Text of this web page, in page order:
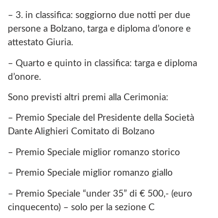
– 3. in classifica: soggiorno due notti per due
persone a Bolzano, targa e diploma d’onore e
attestato Giuria.
– Quarto e quinto in classifica: targa e diploma
d’onore.
Sono previsti altri premi alla Cerimonia:
– Premio Speciale del Presidente della Società
Dante Alighieri Comitato di Bolzano
– Premio Speciale miglior romanzo storico
– Premio Speciale miglior romanzo giallo
– Premio Speciale “under 35” di € 500,- (euro
cinquecento) – solo per la sezione C